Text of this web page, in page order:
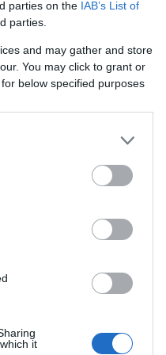
parties on the IAB’s List of
parties.
and may gather and store
You may click to grant or
below specified purposes
it
szüksége a volt
egészségügynek is.
maradó magyar
a tartományban
végeznek otthoni
arra szólította fel az
és kérjék
és más
súlyosságát jelzi, hogy
kancellárhoz és Alexander
nélkül a burgenlandi